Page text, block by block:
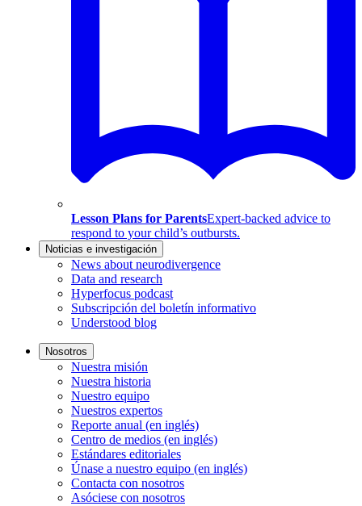
Lesson Plans for ParentsExpert-backed advice to
respond to your child’s outbursts.
Noticias e investigación
News about neurodivergence
Data and research
Hyperfocus podcast
Subscripción del boletín informativo
Understood blog
Nosotros
Nuestra misión
Nuestra historia
Nuestro equipo
Nuestros expertos
Reporte anual (en inglés)
Centro de medios (en inglés)
Estándares editoriales
Únase a nuestro equipo (en inglés)
Contacta con nosotros
Asóciese con nosotros